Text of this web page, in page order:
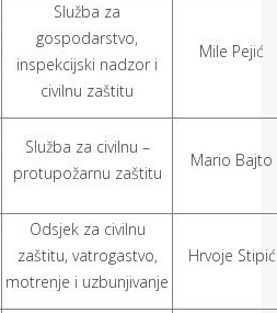
Služba za
gospodarstvo,
inspekcijski nadzor i
civilnu zaštitu
Mile Pejić
Služba za civilnu –
protupožarnu zaštitu
Mario Bajto
Odsjek za civilnu
zaštitu, vatrogastvo,
motrenje i uzbunjivanje
Hrvoje Stipić